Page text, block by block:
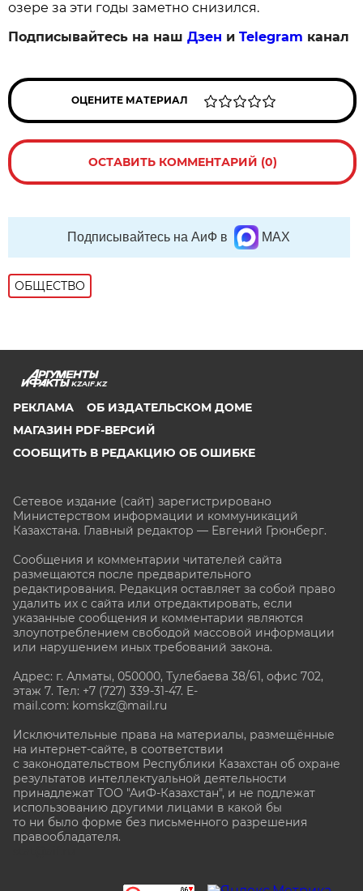
озере за эти годы заметно снизился.
Подписывайтесь на нашДзен иTelegram канал
ОЦЕНИТЕ МАТЕРИАЛ
ОСТАВИТЬ КОММЕНТАРИЙ (0)
Подписывайтесь на АиФ в MAX
ОБЩЕСТВО
KZAIF.KZ
РЕКЛАМА
ОБ ИЗДАТЕЛЬСКОМ ДОМЕ
МАГАЗИН PDF-ВЕРСИЙ
СООБЩИТЬ В РЕДАКЦИЮ ОБ ОШИБКЕ
Сетевое издание (сайт) зарегистрировано
Министерством информации и коммуникаций
Казахстана. Главный редактор — Евгений Грюнберг.
Сообщения и комментарии читателей сайта
размещаются после предварительного
редактирования. Редакция оставляет за собой право
удалить их с сайта или отредактировать, если
указанные сообщения и комментарии являются
злоупотреблением свободой массовой информации
или нарушением иных требований закона.
Адрес: г. Алматы, 050000, Тулебаева 38/61, офис 702,
этаж 7. Тел: +7 (727) 339-31-47. E-
mail.com: komskz@mail.ru
Исключительные права на материалы, размещённые
на интернет-сайте, в соответствии
с законодательством Республики Казахстан об охране
результатов интеллектуальной деятельности
принадлежат ТОО "АиФ-Казахстан", и не подлежат
использованию другими лицами в какой бы
то ни было форме без письменного разрешения
правообладателя.